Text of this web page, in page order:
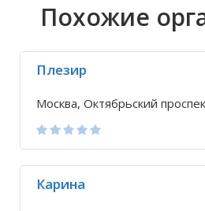
Похожие
Плезир
Москва, Октябрьский
Карина